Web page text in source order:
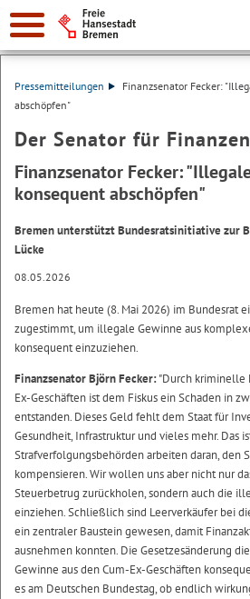
Suche:
Pressemitteilungen
Finanzsenator Fecker:
abschöpfen"
Der Senator für Finanzen
Finanzsenator Fecker:
konsequent abschöpfen"
Bremen unterstützt Bundesratsinitiative zur
Lücke
08.05.2026
Bremen hat heute (8. Mai 2026) im Bundesrat
zugestimmt, um illegale Gewinne aus
konsequent einzuziehen.
Finanzsenator Björn Fecker:"Durch kriminelle
Ex-Geschäften ist dem Fiskus ein Schaden in
entstanden. Dieses Geld fehlt dem Staat für
Gesundheit, Infrastruktur und vieles mehr. Das
Strafverfolgungsbehörden arbeiten daran, den
kompensieren. Wir wollen uns aber nicht nur
Steuerbetrug zurückholen, sondern auch die
einziehen. Schließlich sind Leerverkäufer bei
ein zentraler Baustein gewesen, damit
ausnehmen konnten. Die Gesetzesänderung
Gewinne aus den Cum-Ex-Geschäften
es am Deutschen Bundestag, ob endlich